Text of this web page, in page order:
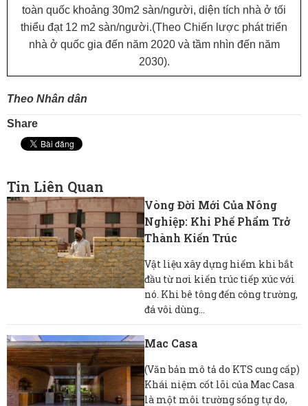
toàn quốc khoảng 30m2 sàn/người, diện tích nhà ở tối
thiểu đạt 12 m2 sàn/người.(Theo Chiến lược phát triển
nhà ở quốc gia đến năm 2020 và tầm nhìn đến năm
2030).
Theo Nhân dân
Share
Tin Liên Quan
Vòng Đời Mới Của Nông
Nghiệp: Khi Phế Phẩm Trở
Thành Kiến Trúc
Vật liệu xây dựng hiếm khi bắt
đầu từ nơi kiến ​​trúc tiếp xúc với
nó. Khi bê tông đến công trường,
đá vôi dùng...
Mac Casa
(Văn bản mô tả do KTS cung cấp)
Khái niệm cốt lõi của Mac Casa
là một môi trường sống tự do,